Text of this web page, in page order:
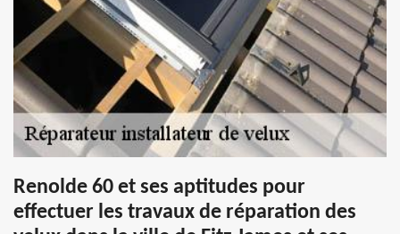
Renolde 60 et ses aptitudes pour
effectuer les travaux de réparation des